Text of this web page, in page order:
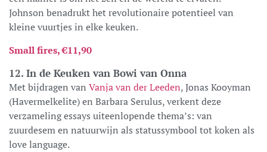
Johnson benadrukt het revolutionaire potentieel van
kleine vuurtjes in elke keuken.
Small fires, €11,90
12. In de Keuken van Bowi van Onna
Met bijdragen van Vanja van der Leeden, Jonas Kooyman
(Havermelkelite) en Barbara Serulus, verkent deze
verzameling essays uiteenlopende thema’s: van
zuurdesem en natuurwijn als statussymbool tot koken als
love language.